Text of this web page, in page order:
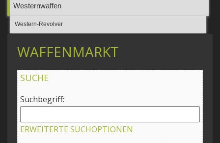
Westernwaffen
Western-Revolver
WAFFENMARKT
SUCHE
Suchbegriff:
ERWEITERTE SUCHOPTIONEN